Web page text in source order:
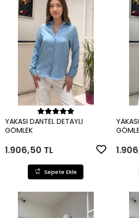
Sepete Ekle
YAKASI DANTEL DETAYLI
GÖMLEK
1.906,50 TL
Sepete Ekle